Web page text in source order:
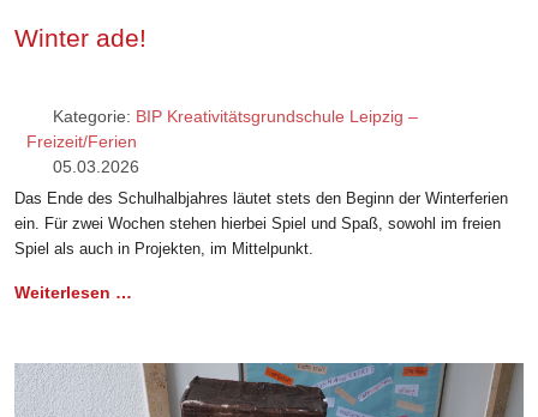
Winter ade!
Kategorie: BIP Kreativitätsgrundschule Leipzig –
Freizeit/Ferien
05.03.2026
Das Ende des Schulhalbjahres läutet stets den Beginn der Winterferien
ein. Für zwei Wochen stehen hierbei Spiel und Spaß, sowohl im freien
Spiel als auch in Projekten, im Mittelpunkt.
Weiterlesen …